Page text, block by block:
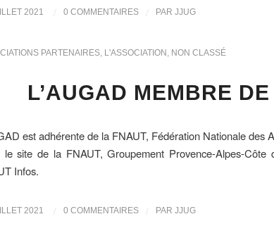
2021 / 0 COMMENTAIRES / PAR JJUG
PARTENAIRES, L'ASSOCIATION , NON CLASSÉ
L’AUGAD MEMBRE
est adhérente de la FNAUT, Fédération Nationale
le site de la FNAUT, Groupement Provence-Alpes-
Infos.
2021 0 COMMENTAIRES PAR JJUG